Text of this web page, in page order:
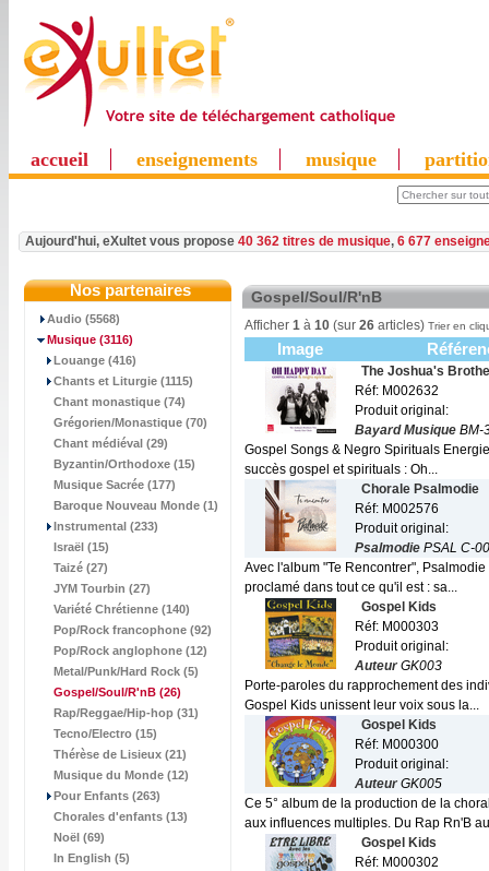
accueil enseignements musique
Aujourd'hui, eXultet vous propose 40 362 titres de musique, 6 677
Nos partenaires
Audio (5568)
Musique (3116)
Louange (416)
Chants et Liturgie (1115)
Chant monastique (74)
Grégorien/Monastique (70)
Chant médiéval (29)
Byzantin/Orthodoxe (15)
Musique Sacrée (177)
Baroque Nouveau Monde (1)
Instrumental (233)
Israël (15)
Taizé (27)
JYM Tourbin (27)
Variété Chrétienne (140)
Pop/Rock francophone (92)
Pop/Rock anglophone (12)
Metal/Punk/Hard Rock (5)
Gospel/Soul/R'nB (26)
Rap/Reggae/Hip-hop (31)
Tecno/Electro (15)
Thérèse de Lisieux (21)
Musique du Monde (12)
Pour Enfants (263)
Chorales d'enfants (13)
Noël (69)
In English (5)
Gospel/Soul/R'nB
Afficher 1 à 10 (sur 26 articles) Trier en
Image
The Joshua's
Réf: M002632
Produit original:
Bayard Musique BM-
Gospel Songs & Negro Spirituals
succès gospel et spirituals : Oh...
Chorale Psalmodie
Réf: M002576
Produit original:
Psalmodie PSAL C-
Avec l'album "Te Rencontrer",
proclamé dans tout ce qu'il est : sa...
Gospel Kids
Réf: M000303
Produit original:
AuteurGK003
Porte-paroles du rapprochement des
Gospel Kids unissent leur voix sous la...
Gospel Kids
Réf: M000300
Produit original:
AuteurGK005
Ce 5° album de la production de la
aux influences multiples. Du Rap Rn'B
Gospel Kids
Réf: M000302